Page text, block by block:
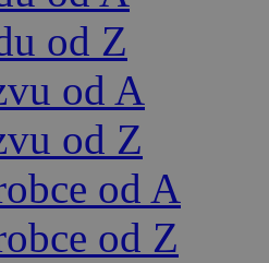
od Z
od A
od Z
od A
od Z